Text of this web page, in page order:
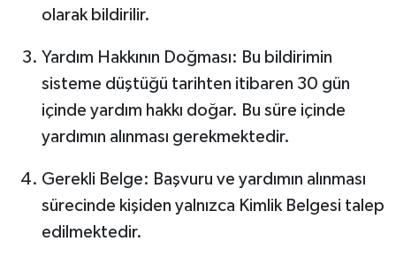
olarak bildirilir.
Yardım Hakkının Doğması: Bu bildirimin
sisteme düştüğü tarihten itibaren 30 gün
içinde yardım hakkı doğar. Bu süre içinde
yardımın alınması gerekmektedir.
Gerekli Belge: Başvuru ve yardımın alınması
sürecinde kişiden yalnızca Kimlik Belgesi talep
edilmektedir.